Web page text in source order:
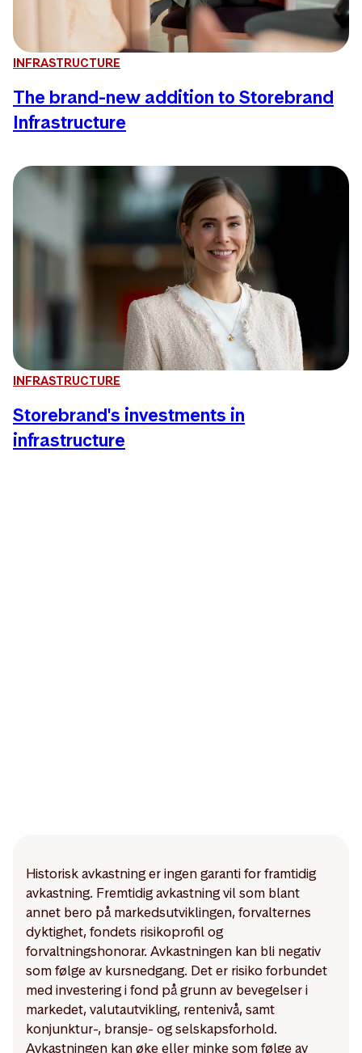
INFRASTRUCTURE
The brand-new addition to Storebrand
Infrastructure
INFRASTRUCTURE
Storebrand's investments in
infrastructure
Historisk avkastning er ingen garanti for framtidig
avkastning. Fremtidig avkastning vil som blant
annet bero på markedsutviklingen, forvalternes
dyktighet, fondets risikoprofil og
forvaltningshonorar. Avkastningen kan bli negativ
som følge av kursnedgang. Det er risiko forbundet
med investering i fond på grunn av bevegelser i
markedet, valutautvikling, rentenivå, samt
konjunktur-, bransje- og selskapsforhold.
Avkastningen kan øke eller minke som følge av